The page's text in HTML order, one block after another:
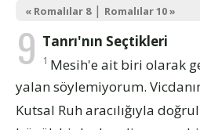
« Romalılar 8| Romalılar 10 »
9 Tanrı'nın Seçtikleri
1 Mesih'e ait biri olarak
yalan söylemiyorum.
Kutsal Ruh aracılığıyla